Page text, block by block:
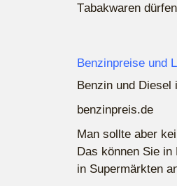
Tabakwaren
Benzinpreise und
Benzin und
benzinpreis.de
Man sollte aber
Das können Sie
in Supermärkten